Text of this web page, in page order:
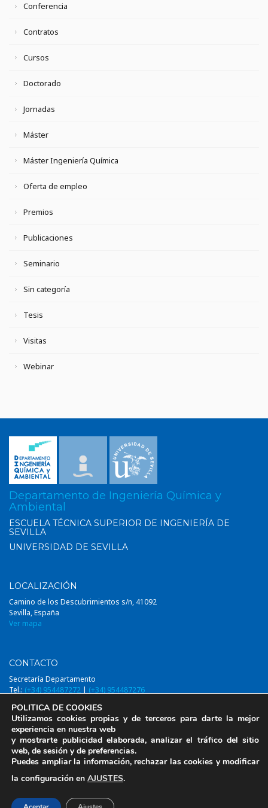
Conferencia
Contratos
Cursos
Doctorado
Jornadas
Máster
Máster Ingeniería Química
Oferta de empleo
Premios
Publicaciones
Seminario
Sin categoría
Tesis
Visitas
Webinar
Departamento de Ingeniería Química y
Ambiental
ESCUELA TÉCNICA SUPERIOR DE INGENIERÍA DE
SEVILLA
UNIVERSIDAD DE SEVILLA
LOCALIZACIÓN
Camino de los Descubrimientos s/n, 41092
Sevilla, España
Ver mapa
CONTACTO
Secretaría Departamento
Tel.: (+34) 954487272 | (+34) 954487276
© 2014-2026, DIQAUS (Departamento Ingeniería Química y Ambiental,
Universidad de Sevilla)
Aviso Legal
POLITICA DE COOKIES
Utilizamos cookies propias y de terceros para darte la mejor
experiencia en nuestra web
y mostrarte publicidad elaborada, analizar el tráfico del sitio
web, de sesión y de preferencias.
Puedes ampliar la información, rechazar las cookies y modificar
la configuración en AJUSTES.